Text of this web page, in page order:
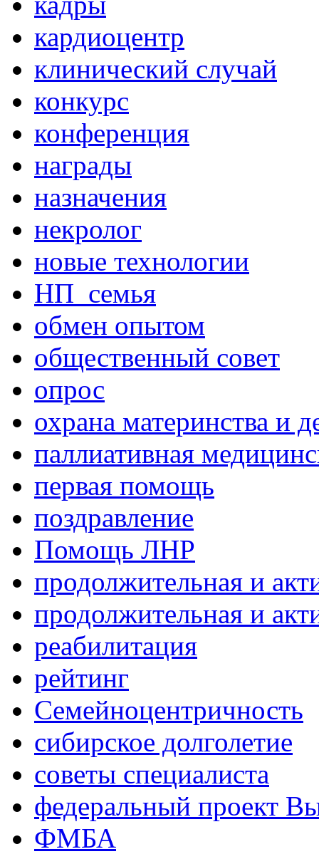
кардиоцентр
клинический случай
конкурс
конференция
награды
назначения
некролог
новые технологии
НП_семья
обмен опытом
общественный совет
опрос
охрана материнства и
паллиативная
первая помощь
поздравление
Помощь ЛНР
продолжительная и
продолжительная и
реабилитация
рейтинг
Семейноцентричность
сибирское долголетие
советы специалиста
федеральный проект
ФМБА